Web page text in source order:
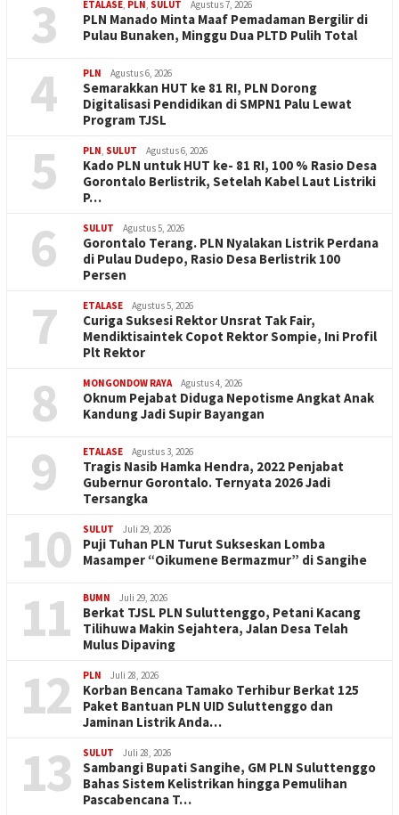
3 ETALASE, PLN, SULUT Agustus 7, 2026
PLN Manado Minta Maaf Pemadaman Bergilir di
Pulau Bunaken, Minggu Dua PLTD Pulih Total
4 PLN Agustus 6, 2026
Semarakkan HUT ke 81 RI, PLN Dorong
Digitalisasi Pendidikan di SMPN1 Palu Lewat
Program TJSL
5 PLN, SULUT Agustus 6, 2026
Kado PLN untuk HUT ke- 81 RI, 100 % Rasio Desa
Gorontalo Berlistrik, Setelah Kabel Laut Listriki
P…
6 SULUT Agustus 5, 2026
Gorontalo Terang. PLN Nyalakan Listrik Perdana
di Pulau Dudepo, Rasio Desa Berlistrik 100
Persen
7 ETALASE Agustus 5, 2026
Curiga Suksesi Rektor Unsrat Tak Fair,
Mendiktisaintek Copot Rektor Sompie, Ini Profil
Plt Rektor
8 MONGONDOW RAYA Agustus 4, 2026
Oknum Pejabat Diduga Nepotisme Angkat Anak
Kandung Jadi Supir Bayangan
9 ETALASE Agustus 3, 2026
Tragis Nasib Hamka Hendra, 2022 Penjabat
Gubernur Gorontalo. Ternyata 2026 Jadi
Tersangka
10 SULUT Juli 29, 2026
Puji Tuhan PLN Turut Sukseskan Lomba
Masamper “Oikumene Bermazmur” di Sangihe
11 BUMN Juli 29, 2026
Berkat TJSL PLN Suluttenggo, Petani Kacang
Tilihuwa Makin Sejahtera, Jalan Desa Telah
Mulus Dipaving
12 PLN Juli 28, 2026
Korban Bencana Tamako Terhibur Berkat 125
Paket Bantuan PLN UID Suluttenggo dan
Jaminan Listrik Anda…
13 SULUT Juli 28, 2026
Sambangi Bupati Sangihe, GM PLN Suluttenggo
Bahas Sistem Kelistrikan hingga Pemulihan
Pascabencana T…